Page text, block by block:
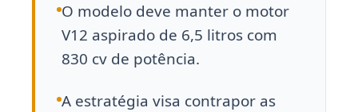
O modelo deve manter o motor
V12 aspirado de 6,5 litros com
830 cv de potência.
A estratégia visa contrapor as